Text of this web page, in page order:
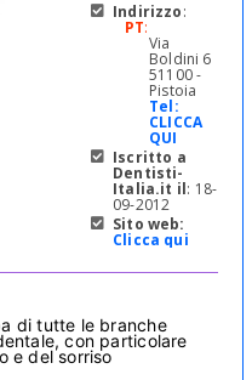
Indirizzo:
PT:
Via
Boldini 6
51100 -
Pistoia
Tel:
CLICCA
QUI
Iscritto a
Dentisti-
Italia.it il: 18-
09-2012
Sito web:
Clicca qui
di tutte le branche
con particolare
e del sorriso